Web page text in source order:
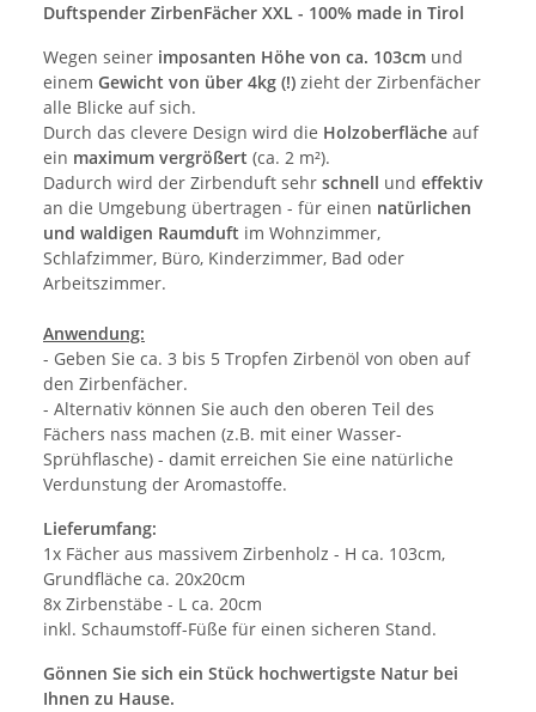
Duftspender ZirbenFächer XXL - 100% made in Tirol
Wegen seiner imposanten Höhe von ca. 103cm und
einem Gewicht von über 4kg (!) zieht der Zirbenfächer
alle Blicke auf sich.
Durch das clevere Design wird die Holzoberfläche auf
ein maximum vergrößert (ca. 2 m²).
Dadurch wird der Zirbenduft sehr schnell und effektiv
an die Umgebung übertragen - für einen natürlichen
und waldigen Raumduft im Wohnzimmer,
Schlafzimmer, Büro, Kinderzimmer, Bad oder
Arbeitszimmer.
Anwendung:
- Geben Sie ca. 3 bis 5 Tropfen Zirbenöl von oben auf
den Zirbenfächer.
- Alternativ können Sie auch den oberen Teil des
Fächers nass machen (z.B. mit einer Wasser-
Sprühflasche) - damit erreichen Sie eine natürliche
Verdunstung der Aromastoffe.
Lieferumfang:
1x Fächer aus massivem Zirbenholz - H ca. 103cm,
Grundfläche ca. 20x20cm
8x Zirbenstäbe - L ca. 20cm
inkl. Schaumstoff-Füße für einen sicheren Stand.
Gönnen Sie sich ein Stück hochwertigste Natur bei
Ihnen zu Hause.